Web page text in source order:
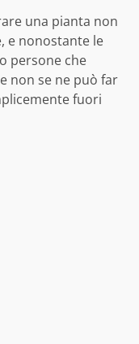
una pianta non
e nonostante le
persone che
non se ne può far
fuori